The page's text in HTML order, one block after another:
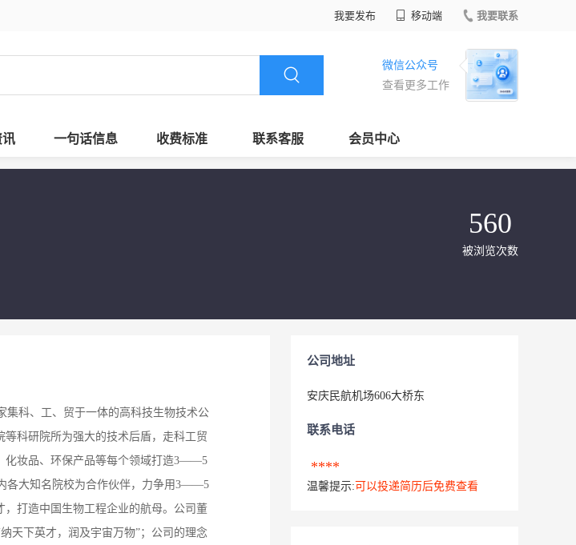
我要发布 移动端 我要联系
微信公众号
查看更多工作
讯 一句话信息 收费标准 联系客服 会员中心
560
被浏览次数
集科、工、贸于一体的高科技生物技术公
科研院所为强大的技术后盾，走科工贸
化妆品、环保产品等每个领域打造3——5
各大知名院校为合作伙伴，力争用3——5
打造中国生物工程企业的航母。公司董
天下英才，润及宇宙万物”；公司的理念
公司地址
安庆民航机场606大桥东
联系电话
****
温馨提示: 可以投递简历后免费查看